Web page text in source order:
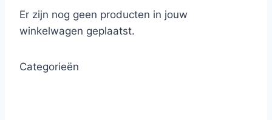
Er zijn nog geen producten in jouw
winkelwagen geplaatst.
Categorieën